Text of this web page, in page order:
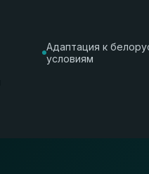
Адаптация к
условиям